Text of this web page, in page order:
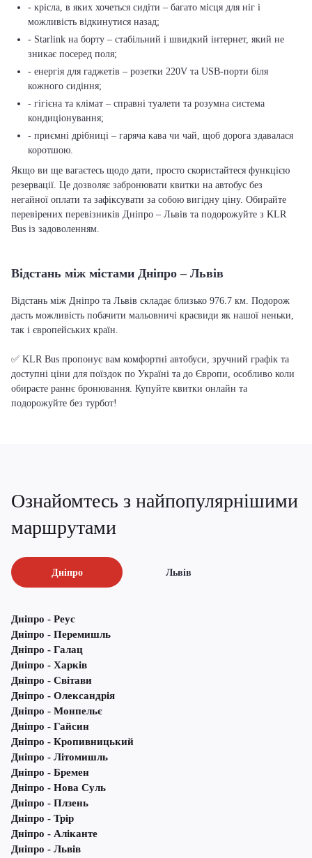
- крісла, в яких хочеться сидіти – багато місця для ніг і
можливість відкинутися назад;
- Starlink на борту – стабільний і швидкий інтернет, який не
зникає посеред поля;
- енергія для гаджетів – розетки 220V та USB-порти біля
кожного сидіння;
- гігієна та клімат – справні туалети та розумна система
кондиціонування;
- приємні дрібниці – гаряча кава чи чай, щоб дорога здавалася
коротшою.
Якщо ви ще вагаєтесь щодо дати, просто скористайтеся функцією
резервації. Це дозволяє забронювати квитки на автобус без
негайної оплати та зафіксувати за собою вигідну ціну. Обирайте
перевірених перевізників Дніпро – Львів та подорожуйте з KLR
Bus із задоволенням.
Відстань між містами Дніпро – Львів
Відстань між Дніпро та Львів складає близько 976.7 км. Подорож
дасть можливість побачити мальовничі краєвиди як нашої неньки,
так і європейських країн.
✅ KLR Bus пропонує вам комфортні автобуси, зручний графік та
доступні ціни для поїздок по Україні та до Європи, особливо коли
обираєте раннє бронювання. Купуйте квитки онлайн та
подорожуйте без турбот!
Ознайомтесь з найпопулярнішими
маршрутами
Дніпро Львів
Дніпро - Реус
Дніпро - Перемишль
Дніпро - Галац
Дніпро - Харків
Дніпро - Світави
Дніпро - Олександрія
Дніпро - Монпельє
Дніпро - Гайсин
Дніпро - Кропивницький
Дніпро - Літомишль
Дніпро - Бремен
Дніпро - Нова Суль
Дніпро - Плзень
Дніпро - Трір
Дніпро - Аліканте
Дніпро - Львів